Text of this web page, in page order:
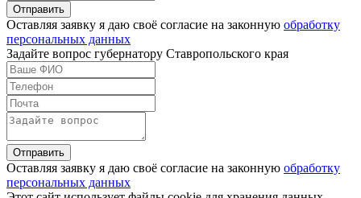
Оставляя заявку я даю своё согласие на законную обработку
персональных данных
Задайте вопрос губернатору Ставропольского края
Оставляя заявку я даю своё согласие на законную обработку
персональных данных